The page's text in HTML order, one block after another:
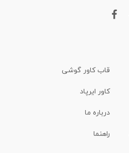
قاب کاور گوشی
کاور ایرپاد
درباره ما
راهنما